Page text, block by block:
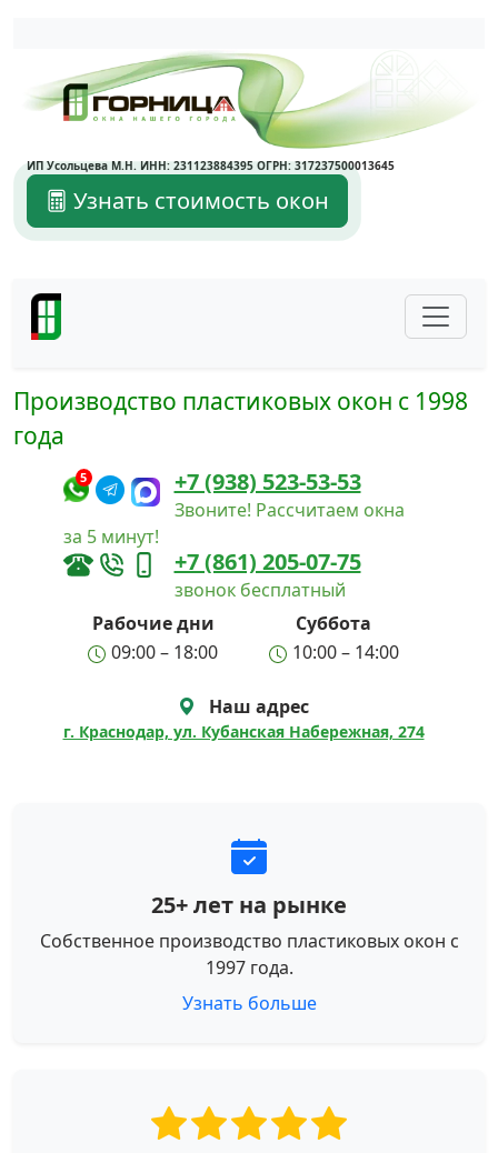
Написать в Max
Написать в Telegram
ИП Усольцева М.Н. ИНН: 231123884395 ОГРН: 317237500013645
Узнать стоимость окон
Производство пластиковых окон с 1998
года
5 +7 (938) 523-53-53
Звоните! Рассчитаем окна
за 5 минут!
+7 (861) 205-07-75
звонок бесплатный
Рабочие дни
Суббота
09:00 – 18:00
10:00 – 14:00
Наш адрес
г. Краснодар, ул. Кубанская Набережная, 274
25+ лет на рынке
Собственное производство пластиковых окон с
1997 года.
Узнать больше